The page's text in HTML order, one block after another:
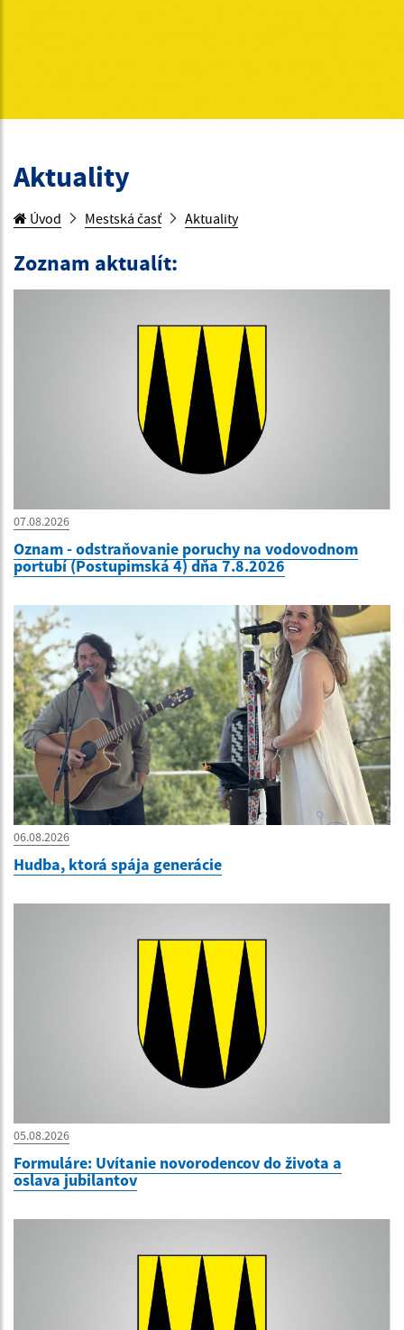
Aktuality
Úvod Mestská časť Aktuality
Zoznam aktualít:
07.08.2026
Oznam - odstraňovanie poruchy na vodovodnom
portubí (Postupimská 4) dňa 7.8.2026
06.08.2026
Hudba, ktorá spája generácie
05.08.2026
Formuláre: Uvítanie novorodencov do života a
oslava jubilantov